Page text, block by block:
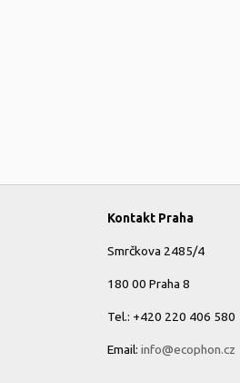
Kontakt Praha
Smrčkova 2485/4
180 00 Praha 8
Tel.: +420 220 406 580
Email: info@ecophon.cz